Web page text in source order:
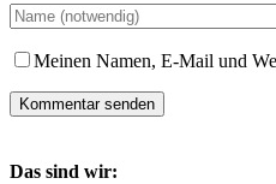
Meinen Namen, E-Mail und
Das sind wir: